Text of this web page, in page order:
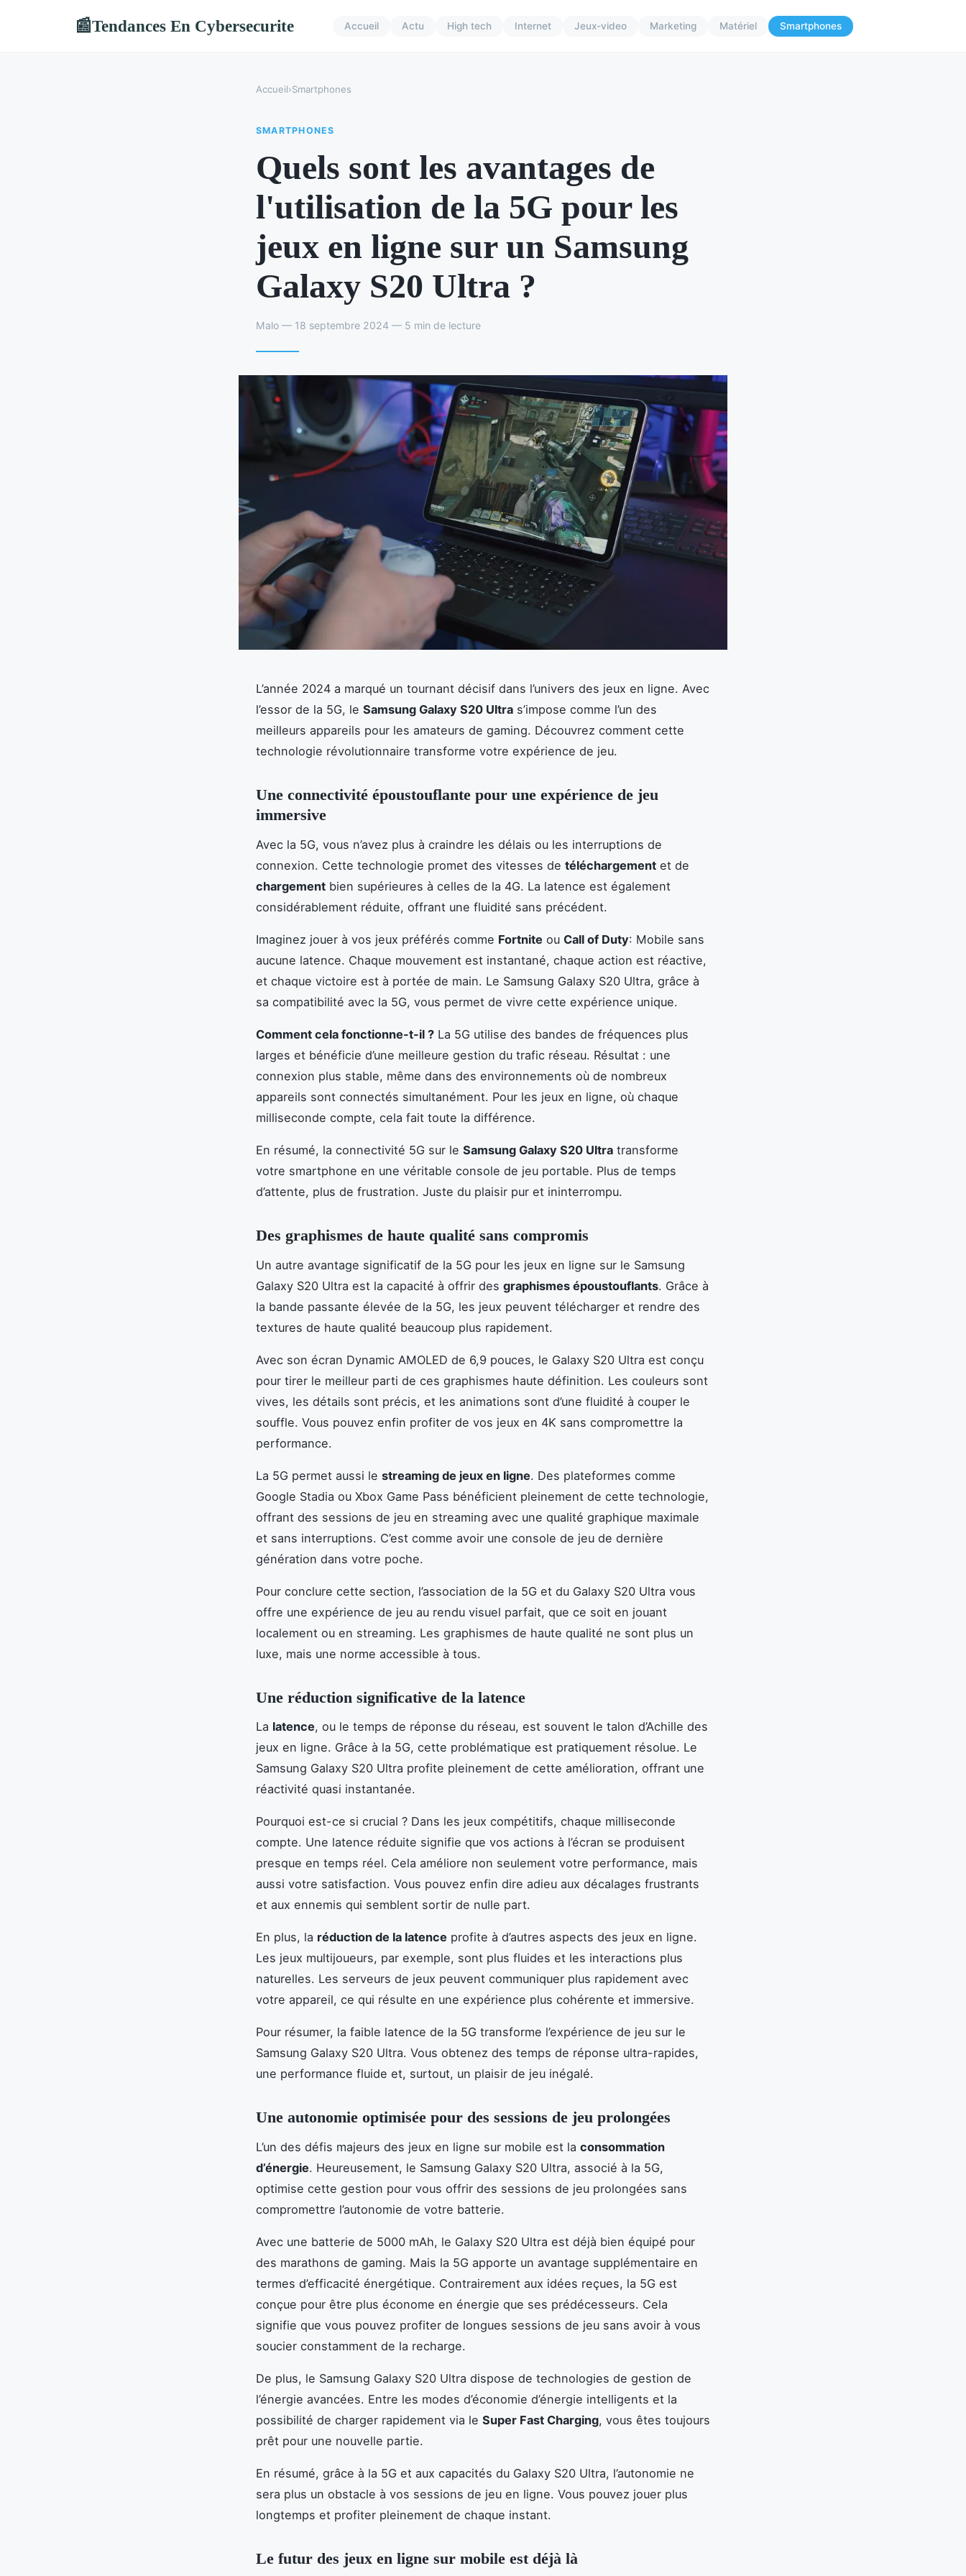
📰Tendances En Cybersecurite Accueil Actu High tech Internet Jeux-video Marketing Matériel Smartphones
Accueil›Smartphones
SMARTPHONES
Quels sont les avantages de
l'utilisation de la 5G pour les
jeux en ligne sur un Samsung
Galaxy S20 Ultra ?
Malo — 18 septembre 2024 — 5 min de lecture
L’année 2024 a marqué un tournant décisif dans l’univers des jeux en ligne. Avec
l’essor de la 5G, le Samsung Galaxy S20 Ultra s’impose comme l’un des
meilleurs appareils pour les amateurs de gaming. Découvrez comment cette
technologie révolutionnaire transforme votre expérience de jeu.
Une connectivité époustouflante pour une expérience de jeu
immersive
Avec la 5G, vous n’avez plus à craindre les délais ou les interruptions de
connexion. Cette technologie promet des vitesses de téléchargement et de
chargement bien supérieures à celles de la 4G. La latence est également
considérablement réduite, offrant une fluidité sans précédent.
Imaginez jouer à vos jeux préférés comme Fortnite ou Call of Duty: Mobile sans
aucune latence. Chaque mouvement est instantané, chaque action est réactive,
et chaque victoire est à portée de main. Le Samsung Galaxy S20 Ultra, grâce à
sa compatibilité avec la 5G, vous permet de vivre cette expérience unique.
Comment cela fonctionne-t-il ? La 5G utilise des bandes de fréquences plus
larges et bénéficie d’une meilleure gestion du trafic réseau. Résultat : une
connexion plus stable, même dans des environnements où de nombreux
appareils sont connectés simultanément. Pour les jeux en ligne, où chaque
milliseconde compte, cela fait toute la différence.
En résumé, la connectivité 5G sur le Samsung Galaxy S20 Ultra transforme
votre smartphone en une véritable console de jeu portable. Plus de temps
d’attente, plus de frustration. Juste du plaisir pur et ininterrompu.
Des graphismes de haute qualité sans compromis
Un autre avantage significatif de la 5G pour les jeux en ligne sur le Samsung
Galaxy S20 Ultra est la capacité à offrir des graphismes époustouflants. Grâce à
la bande passante élevée de la 5G, les jeux peuvent télécharger et rendre des
textures de haute qualité beaucoup plus rapidement.
Avec son écran Dynamic AMOLED de 6,9 pouces, le Galaxy S20 Ultra est conçu
pour tirer le meilleur parti de ces graphismes haute définition. Les couleurs sont
vives, les détails sont précis, et les animations sont d’une fluidité à couper le
souffle. Vous pouvez enfin profiter de vos jeux en 4K sans compromettre la
performance.
La 5G permet aussi le streaming de jeux en ligne. Des plateformes comme
Google Stadia ou Xbox Game Pass bénéficient pleinement de cette technologie,
offrant des sessions de jeu en streaming avec une qualité graphique maximale
et sans interruptions. C’est comme avoir une console de jeu de dernière
génération dans votre poche.
Pour conclure cette section, l’association de la 5G et du Galaxy S20 Ultra vous
offre une expérience de jeu au rendu visuel parfait, que ce soit en jouant
localement ou en streaming. Les graphismes de haute qualité ne sont plus un
luxe, mais une norme accessible à tous.
Une réduction significative de la latence
La latence, ou le temps de réponse du réseau, est souvent le talon d’Achille des
jeux en ligne. Grâce à la 5G, cette problématique est pratiquement résolue. Le
Samsung Galaxy S20 Ultra profite pleinement de cette amélioration, offrant une
réactivité quasi instantanée.
Pourquoi est-ce si crucial ? Dans les jeux compétitifs, chaque milliseconde
compte. Une latence réduite signifie que vos actions à l’écran se produisent
presque en temps réel. Cela améliore non seulement votre performance, mais
aussi votre satisfaction. Vous pouvez enfin dire adieu aux décalages frustrants
et aux ennemis qui semblent sortir de nulle part.
En plus, la réduction de la latence profite à d’autres aspects des jeux en ligne.
Les jeux multijoueurs, par exemple, sont plus fluides et les interactions plus
naturelles. Les serveurs de jeux peuvent communiquer plus rapidement avec
votre appareil, ce qui résulte en une expérience plus cohérente et immersive.
Pour résumer, la faible latence de la 5G transforme l’expérience de jeu sur le
Samsung Galaxy S20 Ultra. Vous obtenez des temps de réponse ultra-rapides,
une performance fluide et, surtout, un plaisir de jeu inégalé.
Une autonomie optimisée pour des sessions de jeu prolongées
L’un des défis majeurs des jeux en ligne sur mobile est la consommation
d’énergie. Heureusement, le Samsung Galaxy S20 Ultra, associé à la 5G,
optimise cette gestion pour vous offrir des sessions de jeu prolongées sans
compromettre l’autonomie de votre batterie.
Avec une batterie de 5000 mAh, le Galaxy S20 Ultra est déjà bien équipé pour
des marathons de gaming. Mais la 5G apporte un avantage supplémentaire en
termes d’efficacité énergétique. Contrairement aux idées reçues, la 5G est
conçue pour être plus économe en énergie que ses prédécesseurs. Cela
signifie que vous pouvez profiter de longues sessions de jeu sans avoir à vous
soucier constamment de la recharge.
De plus, le Samsung Galaxy S20 Ultra dispose de technologies de gestion de
l’énergie avancées. Entre les modes d’économie d’énergie intelligents et la
possibilité de charger rapidement via le Super Fast Charging, vous êtes toujours
prêt pour une nouvelle partie.
En résumé, grâce à la 5G et aux capacités du Galaxy S20 Ultra, l’autonomie ne
sera plus un obstacle à vos sessions de jeu en ligne. Vous pouvez jouer plus
longtemps et profiter pleinement de chaque instant.
Le futur des jeux en ligne sur mobile est déjà là